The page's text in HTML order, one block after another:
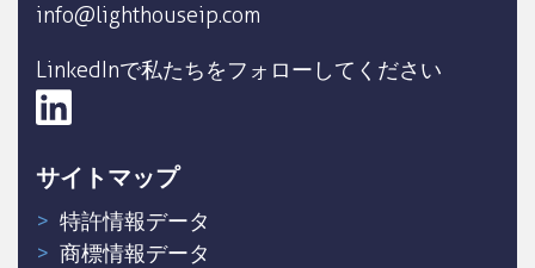
info@lighthouseip.com
LinkedInで私たちをフォローしてください
サイトマップ
特許情報データ
商標情報データ